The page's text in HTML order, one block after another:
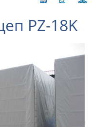
PZ-18K